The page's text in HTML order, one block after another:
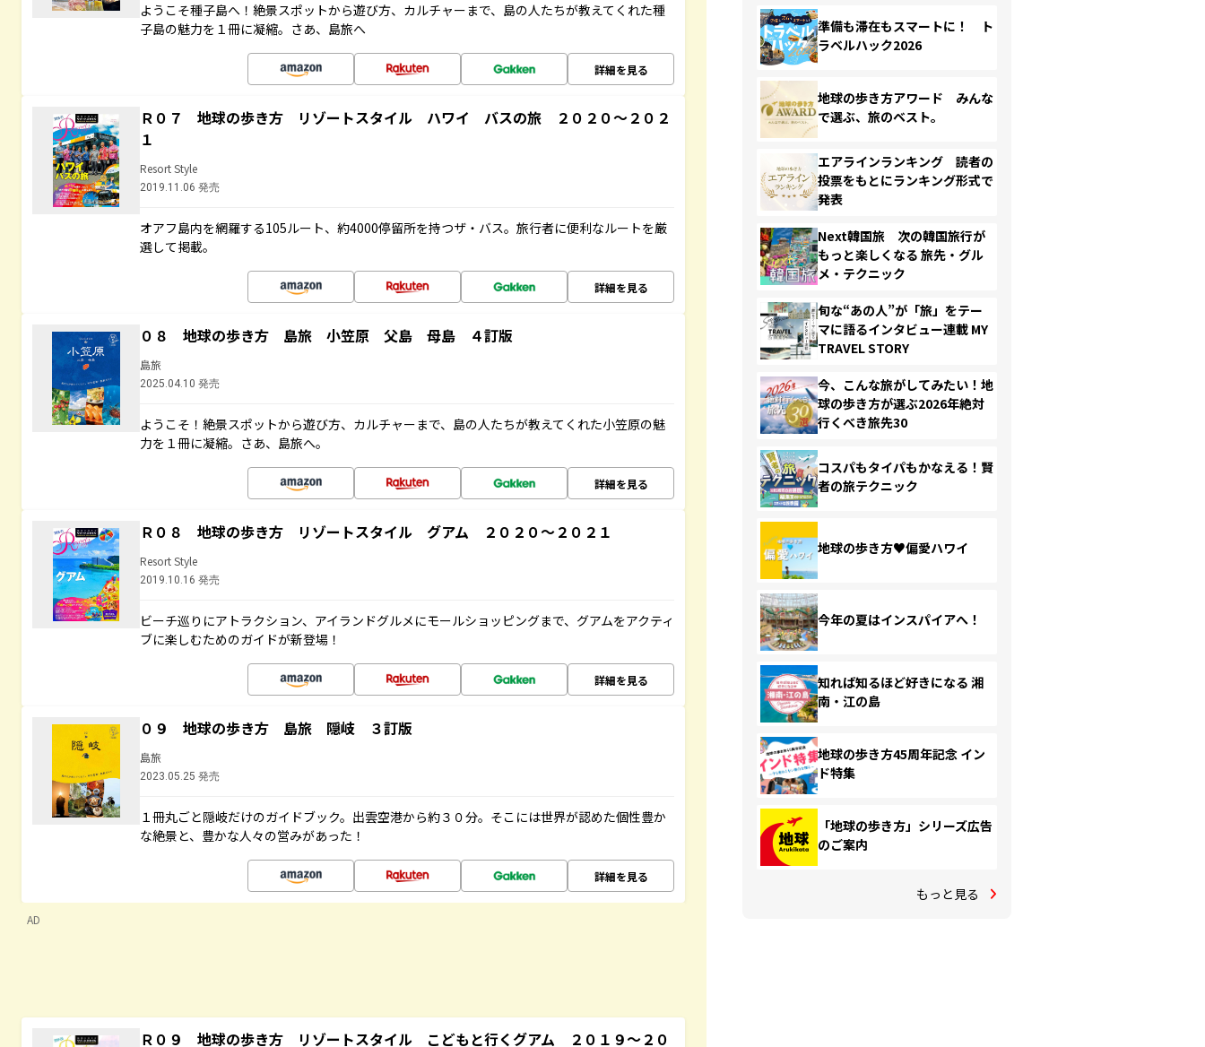
ようこそ種子島へ！絶景スポットから遊び方、カルチャーまで、島の人たちが教えてくれた種
子島の魅力を１冊に凝縮。さあ、島旅へ
詳細を見る
Ｒ０７ 地球の歩き方 リゾートスタイル ハワイ バスの旅 ２０２０～２０２
１
Resort Style
2019.11.06 発売
オアフ島内を網羅する105ルート、約4000停留所を持つザ・バス。旅行者に便利なルートを厳
選して掲載。
詳細を見る
０８ 地球の歩き方 島旅 小笠原 父島 母島 ４訂版
島旅
2025.04.10 発売
ようこそ！絶景スポットから遊び方、カルチャーまで、島の人たちが教えてくれた小笠原の魅
力を１冊に凝縮。さあ、島旅へ。
詳細を見る
Ｒ０８ 地球の歩き方 リゾートスタイル グアム ２０２０～２０２１
Resort Style
2019.10.16 発売
ビーチ巡りにアトラクション、アイランドグルメにモールショッピングまで、グアムをアクティ
ブに楽しむためのガイドが新登場！
詳細を見る
０９ 地球の歩き方 島旅 隠岐 ３訂版
島旅
2023.05.25 発売
１冊丸ごと隠岐だけのガイドブック。出雲空港から約３０分。そこには世界が認めた個性豊か
な絶景と、豊かな人々の営みがあった！
詳細を見る
AD
Ｒ０９ 地球の歩き方 リゾートスタイル こどもと行くグアム ２０１９～２０
準備も滞在もスマートに！ ト
ラベルハック2026
地球の歩き方アワード みんな
で選ぶ、旅のベスト。
エアラインランキング 読者の
投票をもとにランキング形式で
発表
Next韓国旅 次の韓国旅行が
もっと楽しくなる 旅先・グル
メ・テクニック
旬な“あの人”が「旅」をテー
マに語るインタビュー連載 MY
TRAVEL STORY
今、こんな旅がしてみたい！地
球の歩き方が選ぶ2026年絶対
行くべき旅先30
コスパもタイパもかなえる！賢
者の旅テクニック
地球の歩き方♥偏愛ハワイ
今年の夏はインスパイアへ！
知れば知るほど好きになる 湘
南・江の島
地球の歩き方45周年記念 イン
ド特集
「地球の歩き方」シリーズ広告
のご案内
もっと見る